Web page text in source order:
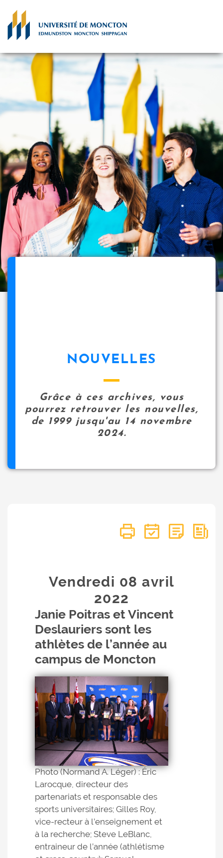
NOUVELLES
Grâce à ces archives, vous
pourrez retrouver les nouvelles,
de 1999 jusqu'au 14 novembre
2024.
Vendredi 08avril
2022
Janie Poitras et Vincent
Deslauriers sont les
athlètes de l’année au
campus de Moncton
Photo (Normand A. Léger) : Éric
Larocque, directeur des
partenariats et responsable des
sports universitaires; Gilles Roy,
vice-recteur à l’enseignement et
à la recherche; Steve LeBlanc,
entraineur de l’année (athlétisme